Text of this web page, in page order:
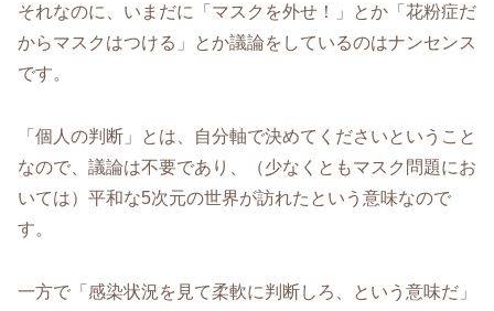
それなのに、いまだに「マスクを外せ！」とか「花粉症だ
からマスクはつける」とか議論をしているのはナンセンス
です。
「個人の判断」とは、自分軸で決めてくださいということ
なので、議論は不要であり、（少なくともマスク問題にお
いては）平和な5次元の世界が訪れたという意味なので
す。
一方で「感染状況を見て柔軟に判断しろ、という意味だ」